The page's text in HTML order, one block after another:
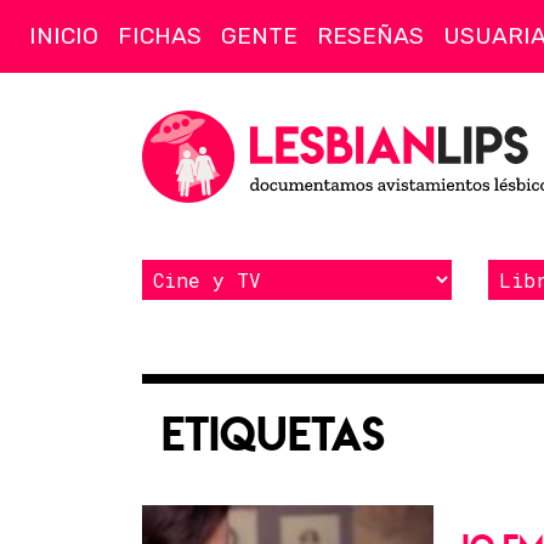
INICIO FICHAS GENTE RESEÑAS
Etiquetas